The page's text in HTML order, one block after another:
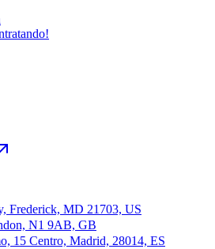
Frederick, MD 21703, US
N1 9AB, GB
15 Centro, Madrid, 28014, ES